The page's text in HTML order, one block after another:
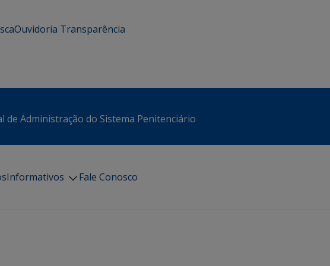
Ouvidoria Transparência
de Administração do Sistema Penitenciário
Informativos Fale Conosco